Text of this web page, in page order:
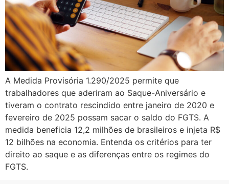
A Medida Provisória 1.290/2025 permite que
trabalhadores que aderiram ao Saque-Aniversário e
tiveram o contrato rescindido entre janeiro de 2020 e
fevereiro de 2025 possam sacar o saldo do FGTS. A
medida beneficia 12,2 milhões de brasileiros e injeta R$
12 bilhões na economia. Entenda os critérios para ter
direito ao saque e as diferenças entre os regimes do
FGTS.